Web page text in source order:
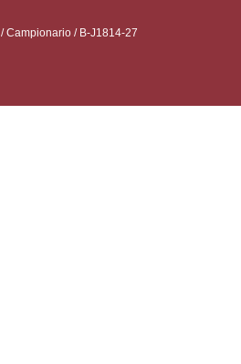
/Campionario / B-J1814-27